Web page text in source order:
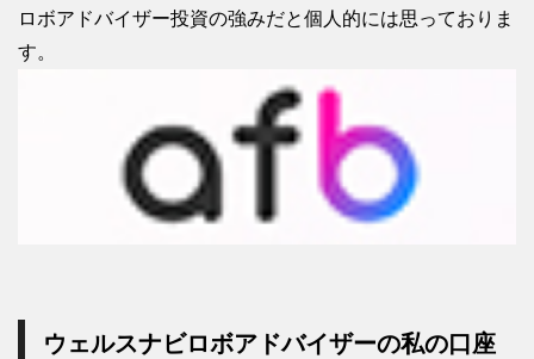
ロボアドバイザー投資の強みだと個人的には思っておりま
す。
ウェルスナビロボアドバイザーの私の口座